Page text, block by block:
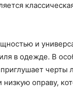
и
в одежде. В
оправу,